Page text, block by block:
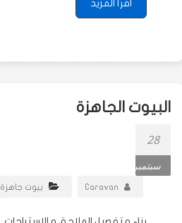
اقرأ المزيد
البيوت الجاهزة
28
سبتمبر
Caravan بيوت جاهزة